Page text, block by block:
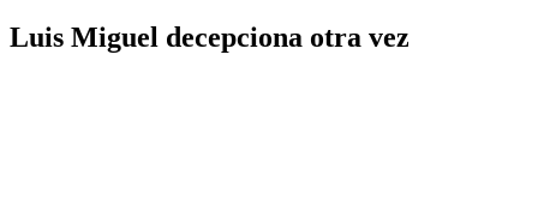
Luis Miguel decepciona otra vez